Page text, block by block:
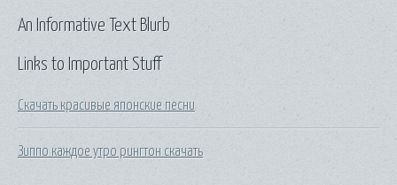
Links to Important Stuff
Скачать красивые японские песни
Зиппо каждое утро рингтон скачать
An Informative Text Blurb